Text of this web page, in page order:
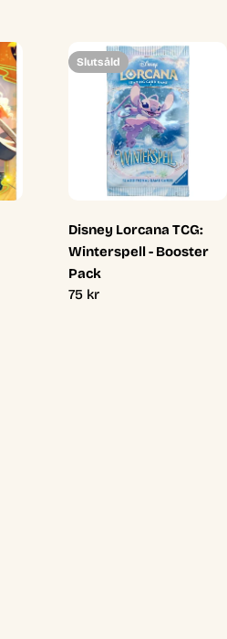
Slutsåld
Disney Lorcana TCG:
Winterspell - Booster
Pack
Ordinarie
75 kr